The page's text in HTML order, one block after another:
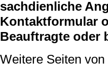
sachdienliche
Kontaktformular
Beauftragte oder
Weitere Seiten